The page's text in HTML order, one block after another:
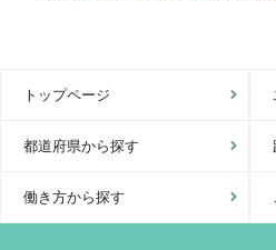
トップページ
都道府県から探す
働き方から探す